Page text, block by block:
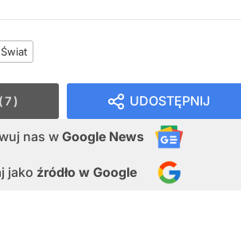
Świat
UDOSTĘPNIJ
nas w Google News
jako źródło w Google
7